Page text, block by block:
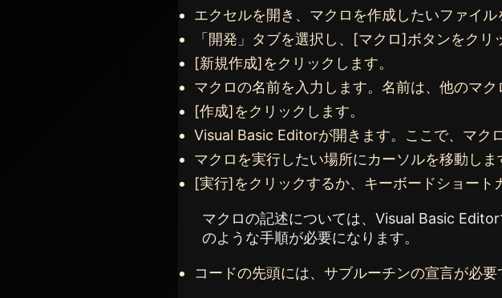
エクセルを開き、マクロを作成したいファイル
「開発」タブを選択し、[マクロ]ボタンをクリ
[新規作成]をクリックします。
マクロの名前を入力します。名前は、他のマク
[作成]をクリックします。
Visual Basic Editorが開きます。ここで、マク
マクロを実行したい場所にカーソルを移動しま
[実行]をクリックするか、キーボードショート
マクロの記述については、Visual Basic
のような手順が必要になります。
コードの先頭には、サブルーチンの宣言が必